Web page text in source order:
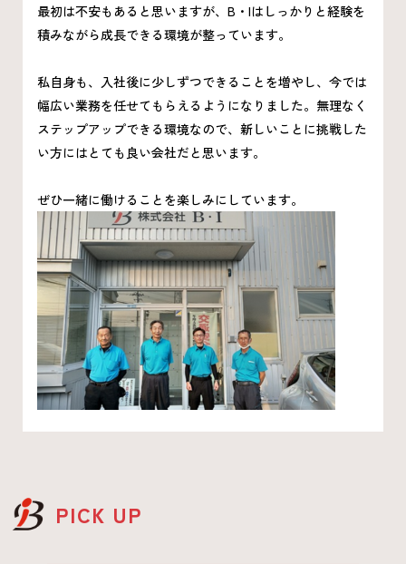
最初は不安もあると思いますが、B・Iはしっかりと経験を
積みながら成長できる環境が整っています。
私自身も、入社後に少しずつできることを増やし、今では
幅広い業務を任せてもらえるようになりました。無理なく
ステップアップできる環境なので、新しいことに挑戦した
い方にはとても良い会社だと思います。
ぜひ一緒に働けることを楽しみにしています。
PICK UP